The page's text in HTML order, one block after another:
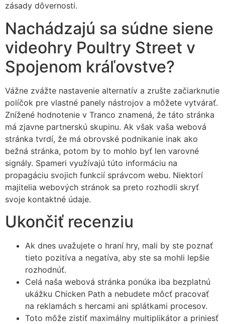
zásady dôvernosti.
Nachádzajú sa súdne siene
videohry Poultry Street v
Spojenom kráľovstve?
Vážne zvážte nastavenie alternatív a zrušte začiarknutie
políčok pre vlastné panely nástrojov a môžete vytvárať.
Znížené hodnotenie v Tranco znamená, že táto stránka
má zjavne partnerskú skupinu. Ak však vaša webová
stránka tvrdí, že má obrovské podnikanie inak ako
bežná stránka, potom by to mohlo byť len varovné
signály. Spameri využívajú túto informáciu na
propagáciu svojich funkcií správcom webu. Niektorí
majitelia webových stránok sa preto rozhodli skryť
svoje kontaktné údaje.
Ukončiť recenziu
Ak dnes uvažujete o hraní hry, mali by ste poznať
tieto pozitíva a negatíva, aby ste sa mohli lepšie
rozhodnúť.
Celá naša webová stránka ponúka iba bezplatnú
ukážku Chicken Path a nebudete môcť pracovať
na reklamách s hercami ani splátkami procesov.
Toto môže zistiť maximálny multiplikátor a priniesť